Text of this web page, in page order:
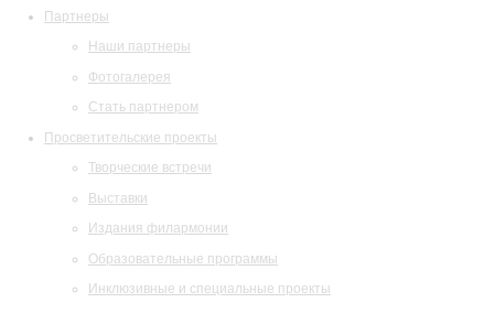
Партнеры
Наши партнеры
Фотогалерея
Стать партнером
Просветительские проекты
Творческие встречи
Выставки
Издания филармонии
Образовательные программы
Инклюзивные и специальные проекты